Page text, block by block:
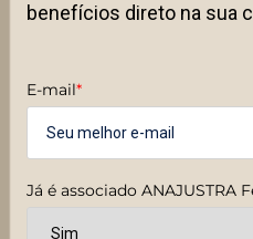
benefícios direto na sua
E-mail*
Já é associado ANAJUSTRA